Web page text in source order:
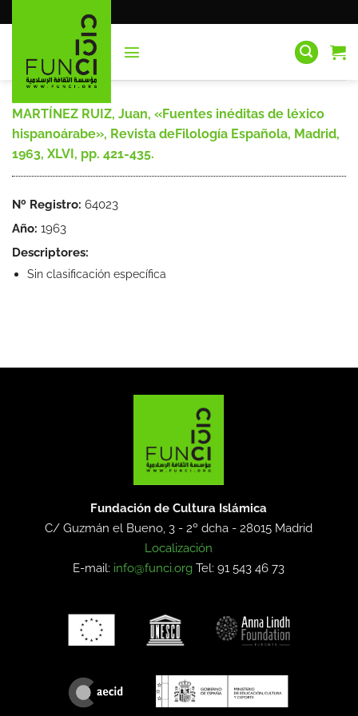
al
MARTÍNEZ RUIZ, Juan, «Fuentes inéditas de léxico
hispanoárabe», Revista deFilología Española, Madrid,
1963, XLVI, pp. 421-435.
Nº Registro: 64023
Año: 1963
Descriptores:
Sin clasificación específica
Fundación de Cultura Islámica
C/ Guzmán el Bueno, 3 - 2º dcha -28015 Madrid
Localización
E-mail: info@funci.org Tel: 91 543 46 73